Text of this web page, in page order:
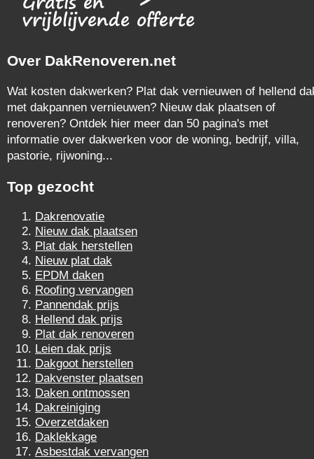
Over DakRenoveren.net
Wat kosten dakwerken? Plat dak vernieuwen of hellend
met dakpannen vernieuwen? Nieuw dak plaatsen of
renoveren? Ontdek hier meer dan 50 pagina's met
informatie over dakwerken voor de woning, bedrijf, villa,
pastorie, rijwoning...
Top gezocht
Dakrenovatie
Nieuw dak plaatsen
Plat dak herstellen
Nieuw plat dak
EPDM daken
Roofing vervangen
Pannendak prijs
Hellend dak prijs
Plat dak renoveren
Leien dak prijs
Dakgoot herstellen
Dakvenster plaatsen
Daken ontmossen
Dakreiniging
Overzetdaken
Daklekkage
Asbestdak vervangen